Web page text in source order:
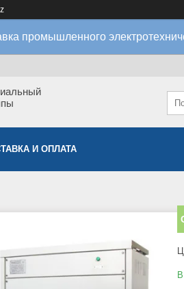
промышленного
И ОПЛАТА